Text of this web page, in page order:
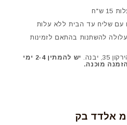
ש"ח
להשתנות בהתאם לזמינות
יבנה.
יש להמתין 2-4 ימי
מוכנה.
מ אלדד בק